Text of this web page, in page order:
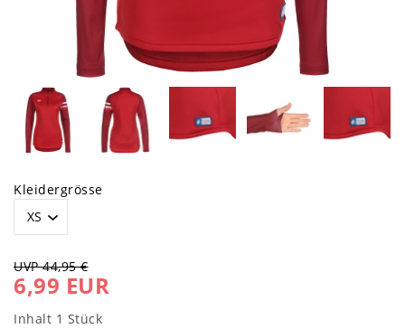
Kleidergrösse
UVP 44,95 €
6,99 EUR
Inhalt 1 Stück